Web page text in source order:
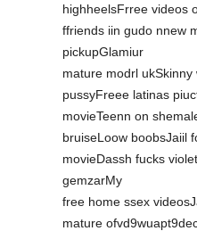
highheelsFrree videos
ffriends iin gudo nnew
pickupGlamiur
mature modrl
pussyFreee latinas
movieTeenn on
bruiseLoow boobsJaiil
movieDassh fucks
gemzarMy
free home ssex
mature